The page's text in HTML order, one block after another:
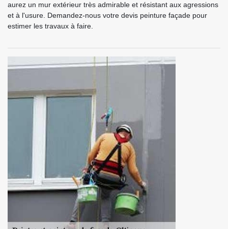
aurez un mur extérieur très admirable et résistant aux agressions
et à l'usure. Demandez-nous votre devis peinture façade pour
estimer les travaux à faire.